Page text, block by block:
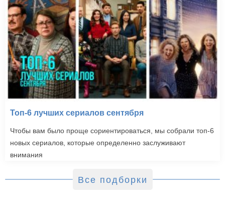
Топ-6 лучших сериалов сентября
Чтобы вам было проще сориентироваться, мы собрали топ-6
новых сериалов, которые определенно заслуживают
внимания
Все подборки